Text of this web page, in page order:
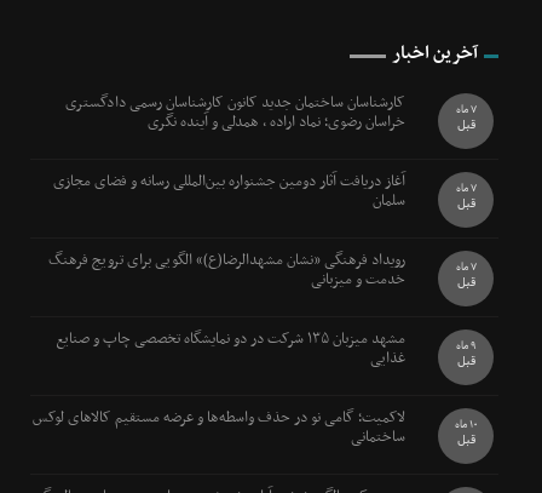
آخرین اخبار
کارشناسان ساختمان جدید کانون کارشناسان رسمی دادگستری
خراسان رضوی؛ نماد اراده ، همدلی و آینده نگری 7 ماه
قبل
آغاز دریافت آثار دومین جشنواره بین‌المللی رسانه و فضای مجازی
سلمان 7 ماه
قبل
رویداد فرهنگی «نشان مشهدالرضا(ع)» الگویی برای ترویج فرهنگ
خدمت و میزبانی 7 ماه
قبل
مشهد میزبان ۱۳۵ شرکت در دو نمایشگاه تخصصی چاپ و صنایع
غذایی 9 ماه
قبل
لاکمیت؛ گامی نو در حذف واسطه‌ها و عرضه مستقیم کالاهای لوکس
ساختمانی 10 ماه
قبل